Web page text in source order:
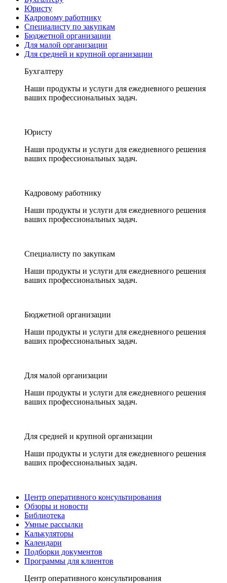
Юристу
Кадровому работнику
Специалисту по закупкам
Бюджетной организации
Для малой организации
Для средней и крупной организации
Бухгалтеру
Наши продукты и услуги для ежедневного решения
ваших профессиональных задач.
Юристу
Наши продукты и услуги для ежедневного решения
ваших профессиональных задач.
Кадровому работнику
Наши продукты и услуги для ежедневного решения
ваших профессиональных задач.
Специалисту по закупкам
Наши продукты и услуги для ежедневного решения
ваших профессиональных задач.
Бюджетной организации
Наши продукты и услуги для ежедневного решения
ваших профессиональных задач.
Для малой организации
Наши продукты и услуги для ежедневного решения
ваших профессиональных задач.
Для средней и крупной организации
Наши продукты и услуги для ежедневного решения
ваших профессиональных задач.
Центр оперативного консультирования
Обзоры и новости
Библиотека
Умные рассылки
Калькуляторы
Календари
Подборки документов
Программы для клиентов
Центр оперативного консультирования